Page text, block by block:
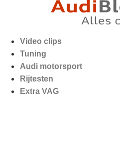
Video clips
Tuning
Audi motorsport
Rijtesten
Extra VAG